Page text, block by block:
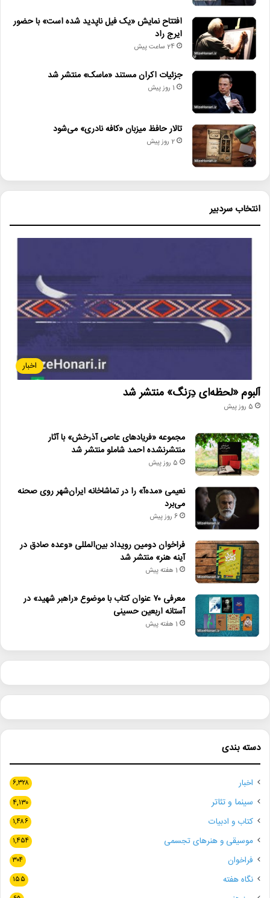
افتتاح نمایش «یک فیل ناپدید شده است» با حضور
ایرج راد
24 ساعت پیش
جزئیات اکران مستند «ماسک» منتشر شد
1 روز پیش
تالار حافظ میزبان «کافه نادری» می‌شود
2 روز پیش
انتخاب سردبیر
اخبار
آلبوم «لحظه‌ای دِرَنگ» منتشر شد
5 روز پیش
مجموعه «فریادهای عاصی آذرخش» با آثار
منتشرنشده احمد شاملو منتشر شد
5 روز پیش
نعیمی «مده‌آ» را در تماشاخانه ایران‌شهر روی صحنه
می‌برد
6 روز پیش
فراخوان دومین رویداد بین‌المللی «وعده صادق در
آینه هنر» منتشر شد
1 هفته پیش
معرفی ۷۰ عنوان کتاب با موضوع «راهبر شهید» در
آستانه اربعین حسینی
1 هفته پیش
دسته بندی
اخبار ۶,۳۲۸
سینما و تئاتر ۴,۱۳۰
کتاب و ادبیات ۱,۴۸۶
موسیقی و هنرهای تجسمی ۱,۴۵۴
فراخوان ۳۰۴
نگاه هفته ۱۵۵